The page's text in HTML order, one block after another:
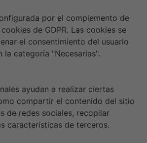
por el complemento de
de GDPR. Las cookies se
el consentimiento del usuario
la categoría "Necesarias".
ayudan a realizar ciertas
compartir el contenido del sitio
de redes sociales, recopilar
características de terceros.